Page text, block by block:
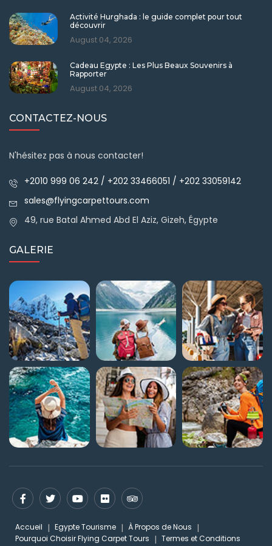
Activité Hurghada : le guide complet pour tout
découvrir
August 04, 2026
Cadeau Egypte : Les Plus Beaux Souvenirs à
Rapporter
August 04, 2026
CONTACTEZ-NOUS
N'hésitez pas à nous contacter!
+2010 999 06 242 / +202 33466051 / +202 33059142
sales@flyingcarpettours.com
49, rue Batal Ahmed Abd El Aziz, Gizeh, Égypte
GALERIE
Accueil Egypte Tourisme
À Propos de Nous
Pourquoi Choisir Flying Carpet Tours
Termes et Conditions